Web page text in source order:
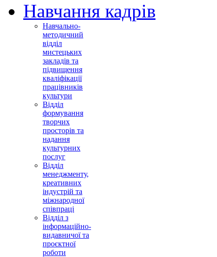
Навчання кадрів
Навчально-
методичний
відділ
мистецьких
закладів та
підвищення
кваліфікації
працівників
культури
Відділ
формування
творчих
просторів та
надання
культурних
послуг
Відділ
менеджменту,
креативних
індустрій та
міжнародної
співпраці
Відділ з
інформаційно-
видавничої та
проєктної
роботи